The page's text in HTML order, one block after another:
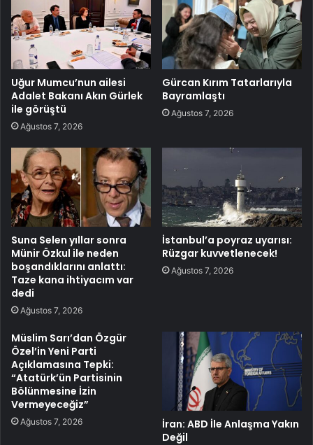
Uğur Mumcu’nun ailesi
Adalet Bakanı Akın Gürlek
ile görüştü
Ağustos 7, 2026
Gürcan Kırım Tatarlarıyla
Bayramlaştı
Ağustos 7, 2026
Suna Selen yıllar sonra
Münir Özkul ile neden
boşandıklarını anlattı:
Taze kana ihtiyacım var
dedi
Ağustos 7, 2026
İstanbul’a poyraz uyarısı:
Rüzgar kuvvetlenecek!
Ağustos 7, 2026
Müslim Sarı’dan Özgür
Özel’in Yeni Parti
Açıklamasına Tepki:
“Atatürk’ün Partisinin
Bölünmesine İzin
Vermeyeceğiz”
Ağustos 7, 2026
İran: ABD İle Anlaşma Yakın
Değil